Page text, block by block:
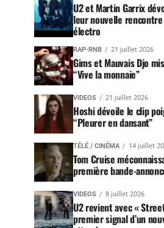
U2 et Martin Garrix
leur nouvelle
électro
RAP-RNB 21 juillet 2026
Gims et Mauvais Djo
“Vive la monnaie”
VIDEOS 21 juillet 2026
Hoshi dévoile le clip
“Pleurer en dansant”
TÉLÉ / CINÉMA 14 juillet
Tom Cruise
première bande-
VIDEOS 8 juillet 2026
U2 revient avec «
premier signal d’un